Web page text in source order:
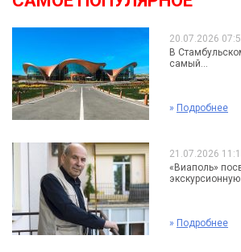
20.07.2026
В
самый...
» Подробнее
21.07.2026
«Виаполь»
» Подробнее